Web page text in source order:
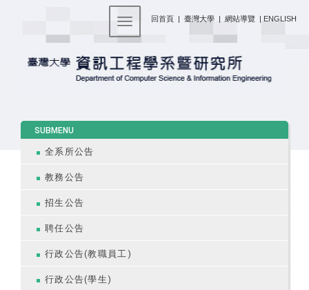
回首頁 | 臺灣大學 | 網站導覽 | ENGLISH
Toggle navigation
SUBMENU
全系所公告
教務公告
招生公告
聘任公告
行政公告(教職員工)
行政公告(學生)